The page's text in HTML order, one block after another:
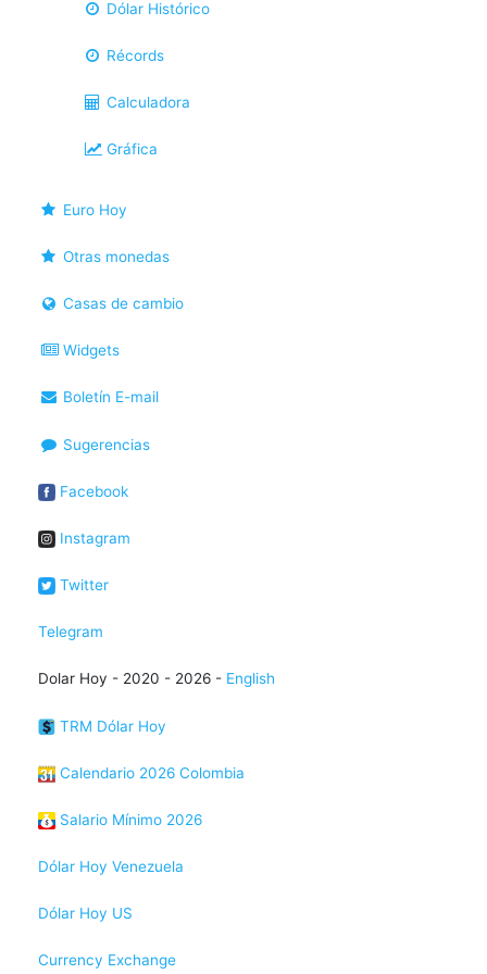
Dólar Histórico
Récords
Calculadora
Gráfica
Euro Hoy
Otras monedas
Casas de cambio
Widgets
Boletín E-mail
Sugerencias
Facebook
Instagram
Twitter
Telegram
Dolar Hoy - 2020 - 2026 - English
TRM Dólar Hoy
Calendario 2026 Colombia
Salario Mínimo 2026
Dólar Hoy Venezuela
Dólar Hoy US
Currency Exchange